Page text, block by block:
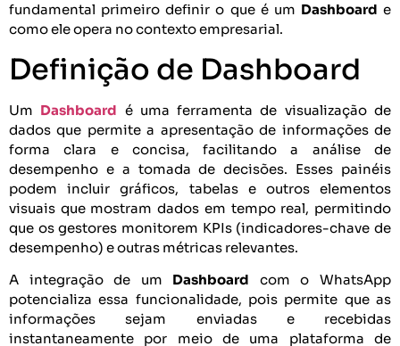
fundamental primeiro definir o que é um Dashboard e
como ele opera no contexto empresarial.
Definição de Dashboard
Um Dashboard é uma ferramenta de visualização de
dados que permite a apresentação de informações de
forma clara e concisa, facilitando a análise de
desempenho e a tomada de decisões. Esses painéis
podem incluir gráficos, tabelas e outros elementos
visuais que mostram dados em tempo real, permitindo
que os gestores monitorem KPIs (indicadores-chave de
desempenho) e outras métricas relevantes.
A integração de um Dashboard com o WhatsApp
potencializa essa funcionalidade, pois permite que as
informações sejam enviadas e recebidas
instantaneamente por meio de uma plataforma de